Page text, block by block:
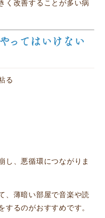
く改善することが多い病
ってはいけない
る
し、悪循環につながりま
、薄暗い部屋で音楽や読
するのがおすすめです。